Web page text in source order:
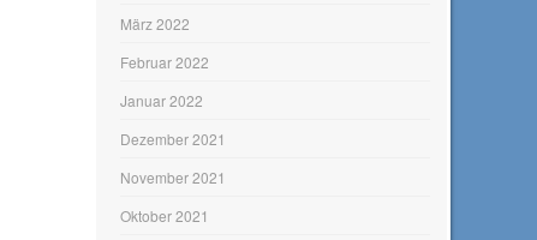
März 2022
Februar 2022
Januar 2022
Dezember 2021
November 2021
Oktober 2021